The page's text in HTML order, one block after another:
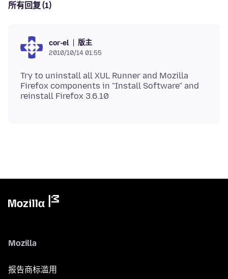
所有回复 (1)
cor-el 版主
2010/10/14 01:55
Try to uninstall all XUL Runner and Mozilla
Firefox components in "Install Software" and
Mozilla
报告商标滥用